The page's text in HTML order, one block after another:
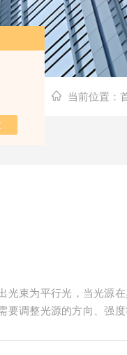
当前位置：
光束为平行光，当光源
要调整光源的方向、强